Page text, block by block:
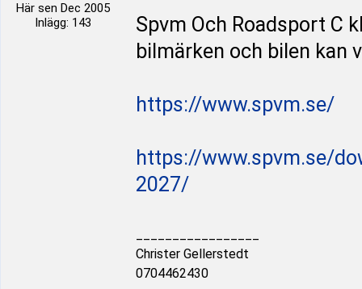
Här sen Dec 2005
Inlägg: 143
Spvm Och Roadsport C
bilmärken och bilen kan
https://www.spvm.se/
https://www.spvm.se/
2027/
Christer Gellerstedt
0704462430